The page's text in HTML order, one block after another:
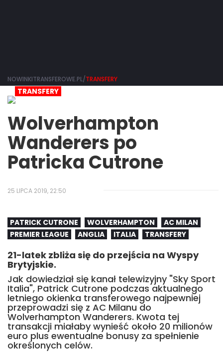
NOWINKITRANSFEROWE.PL/TRANSFERY
TRANSFERY
Wolverhampton
Wanderers po
Patricka Cutrone
25 LIPCA 2019, 22:50
PATRICK CUTRONE WOLVERHAMPTON
AC MILAN
PREMIER LEAGUE
ANGLIA ITALIA TRANSFERY
21-latek zbliża się do przejścia na Wyspy
Brytyjskie.
Jak dowiedział się kanał telewizyjny "Sky Sport
Italia", Patrick Cutrone podczas aktualnego
letniego okienka transferowego najpewniej
przeprowadzi się z AC Milanu do
Wolverhampton Wanderers. Kwota tej
transakcji miałaby wynieść około 20 milionów
euro plus ewentualne bonusy za spełnienie
określonych celów.